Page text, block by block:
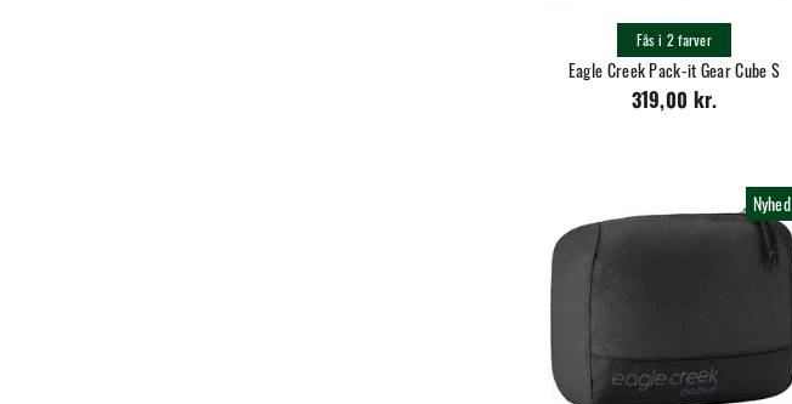
Eagle Creek Pack-it Gear Cube S
319,00 kr.
Fås i 2 farver
Nyhed